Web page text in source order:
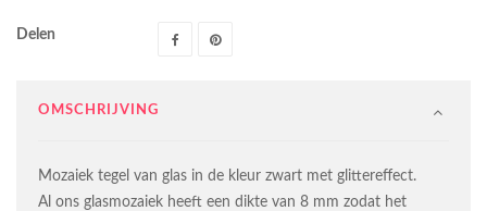
Delen
OMSCHRIJVING
Mozaiek tegel van glas in de kleur zwart met glittereffect.
Al ons glasmozaiek heeft een dikte van 8 mm zodat het